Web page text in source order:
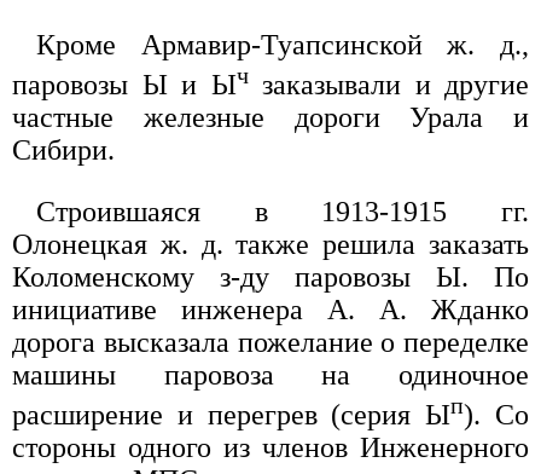
Кроме Армавир-Туапсинской ж. д.,
паровозы Ы и Ычзаказывали и другие
частные железные дороги Урала и
Сибири.
Строившаяся в 1913-1915 гг.
Олонецкая ж. д. также решила заказать
Коломенскому з-ду паровозы Ы. По
инициативе инженера А. А. Жданко
дорога высказала пожелание о переделке
машины паровоза на одиночное
расширение и перегрев (серия Ып). Со
стороны одного из членов Инженерного